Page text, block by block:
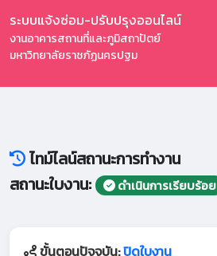
ระบบแจ้งซ่อม-ปรับปรุงออนไลน์
งานอาคารสถานที่และภูมิสถาปัตย์
มหาวิทยาลัยราชภัฏนครปฐม
ไทม์ไลน์สถานะการทำงาน
สถานะใบงาน:
ดำเนินการเรียบร้อย
ขั้นตอนปัจจุบัน:ปิดใบงาน